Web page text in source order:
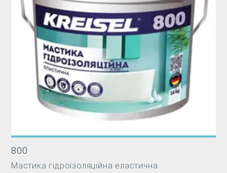
800
Мастика гідроізоляційна еластична